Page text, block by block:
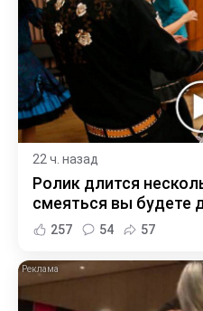
22 ч. назад
Ролик длится
смеяться вы будете
257 54 57